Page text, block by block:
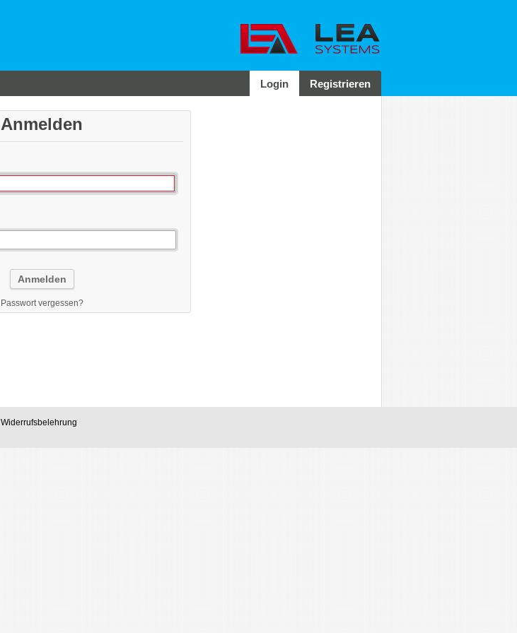
Login Registrieren
Anmelden
Passwort vergessen?
Widerrufsbelehrung